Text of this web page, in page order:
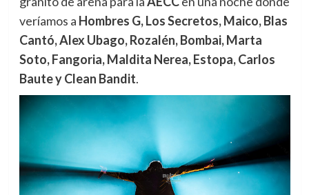
veríamos a Hombres G, Los Secretos, Maico, Blas
Cantó, Alex Ubago, Rozalén, Bombai, Marta
Soto, Fangoria, Maldita Nerea, Estopa, Carlos
Baute y Clean Bandit.